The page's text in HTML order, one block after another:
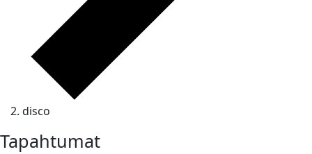
disco
Tapahtumat